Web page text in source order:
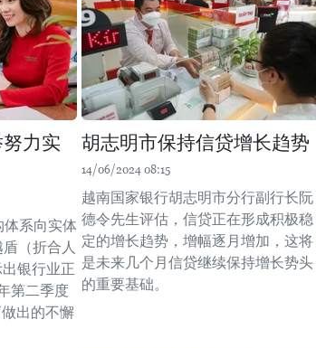
力实
体系向实体
（折合人
银行业正
第二季度
出的不懈
胡志明市保持信贷增长趋势
14/06/2024 08:15
越南国家银行胡志明市分行副行长阮
德令先生评估，信贷正在形成积极稳
定的增长趋势，增幅逐月增加，这将
是未来几个月信贷继续保持增长势头
的重要基础。